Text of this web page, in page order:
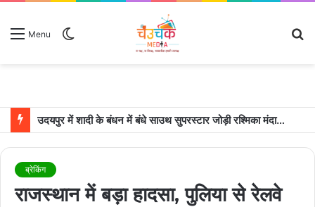
Menu
उदयपुर में शादी के बंधन में बंधे साउथ सुपरस्टार जोड़ी रश्मिका मंदाना और विजय देवरकोंडा
ब्रेकिंग
राजस्थान में बड़ा हादसा, पुलिया से रेलवे